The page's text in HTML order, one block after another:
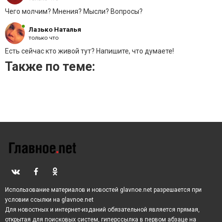
Лазько Наталья
только что
Есть сейчас кто живой тут? Напишите, что думаете!
Чего молчим? Мнения? Мысли? Вопросы?
Также по теме:
Использование материалов и новостей glavnoe.net разрешается при
условии ссылки на glavnoe.net
Для новостных и интернет-изданий обязательной является прямая,
открытая для поисковых систем, гиперссылка в первом абзаце на